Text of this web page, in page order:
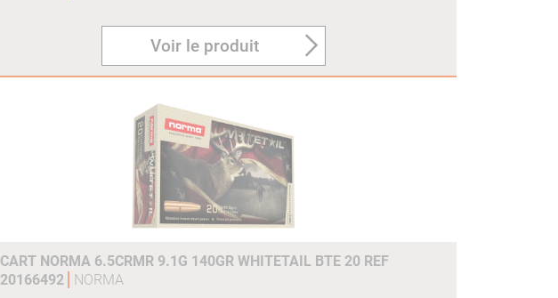
Voir le produit
CART NORMA 6.5CRMR 9.1G 140GR WHITETAIL BTE 20 REF
20166492
NORMA